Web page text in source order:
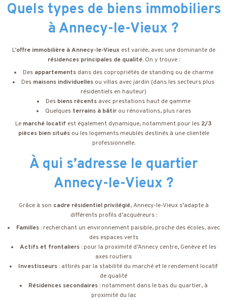
Quels types de biens immobiliers
à Annecy-le-Vieux ?
L’offre immobilière à Annecy-le-Vieuxest variée, avec une dominante de
résidences principales de qualité. On y trouve :
Des appartementsdans des copropriétés de standing ou de charme
Des maisons individuelles ou villas avec jardin (dans les secteurs plus
résidentiels en hauteur)
Des biens récentsavec prestations haut de gamme
Quelques terrains à bâtirou rénovations, plus rares
Le marché locatif est également dynamique, notamment pour les 2/3
pièces bien situésou les logements meublés destinés à une clientèle
professionnelle.
À qui s’adresse le quartier
Annecy-le-Vieux ?
Grâce à son cadre résidentiel privilégié, Annecy-le-Vieux s’adapte à
différents profils d’acquéreurs :
Familles: recherchant un environnement paisible, proche des écoles, avec
des espaces verts
Actifs et frontaliers: pour la proximité d’Annecy centre, Genève et les
axes routiers
Investisseurs: attirés par la stabilité du marché et le rendement locatif
de qualité
Résidences secondaires: notamment dans le bas du quartier, à
proximité du lac